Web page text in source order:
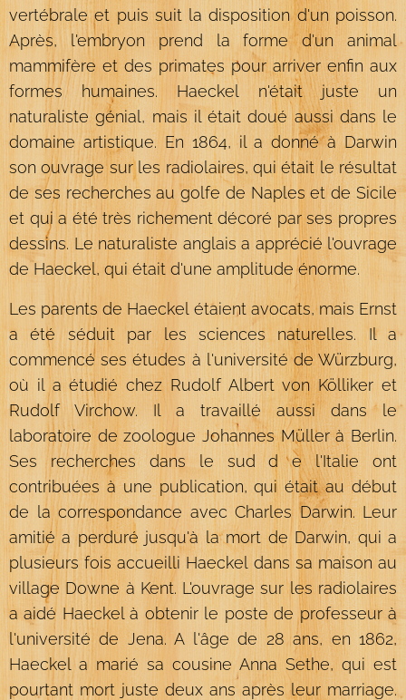
vertébrale et puis suit la disposition d'un poisson.
Après, l'embryon prend la forme d'un animal
mammifère et des primates pour arriver enfin aux
formes humaines. Haeckel n'était juste un
naturaliste génial, mais il était doué aussi dans le
domaine artistique. En 1864, il a donné à Darwin
son ouvrage sur les radiolaires, qui était le résultat
de ses recherches au golfe de Naples et de Sicile
et qui a été très richement décoré par ses propres
dessins. Le naturaliste anglais a apprécié l'ouvrage
de Haeckel, qui était d'une amplitude énorme.
Les parents de Haeckel étaient avocats, mais Ernst
a été séduit par les sciences naturelles. Il a
commencé ses études à l'université de Würzburg,
où il a étudié chez Rudolf Albert von Kölliker et
Rudolf Virchow. Il a travaillé aussi dans le
laboratoire de zoologue Johannes Müller à Berlin.
Ses recherches dans le sud d e l'Italie ont
contribuées à une publication, qui était au début
de la correspondance avec Charles Darwin. Leur
amitié a perduré jusqu'à la mort de Darwin, qui a
plusieurs fois accueilli Haeckel dans sa maison au
village Downe à Kent. L'ouvrage sur les radiolaires
a aidé Haeckel à obtenir le poste de professeur à
l'université de Jena. A l'âge de 28 ans, en 1862,
Haeckel a marié sa cousine Anna Sethe, qui est
pourtant mort juste deux ans après leur marriage.